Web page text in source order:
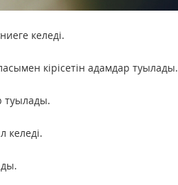
келеді.
кірісетін адамдар туылады.
туылады.
келеді.